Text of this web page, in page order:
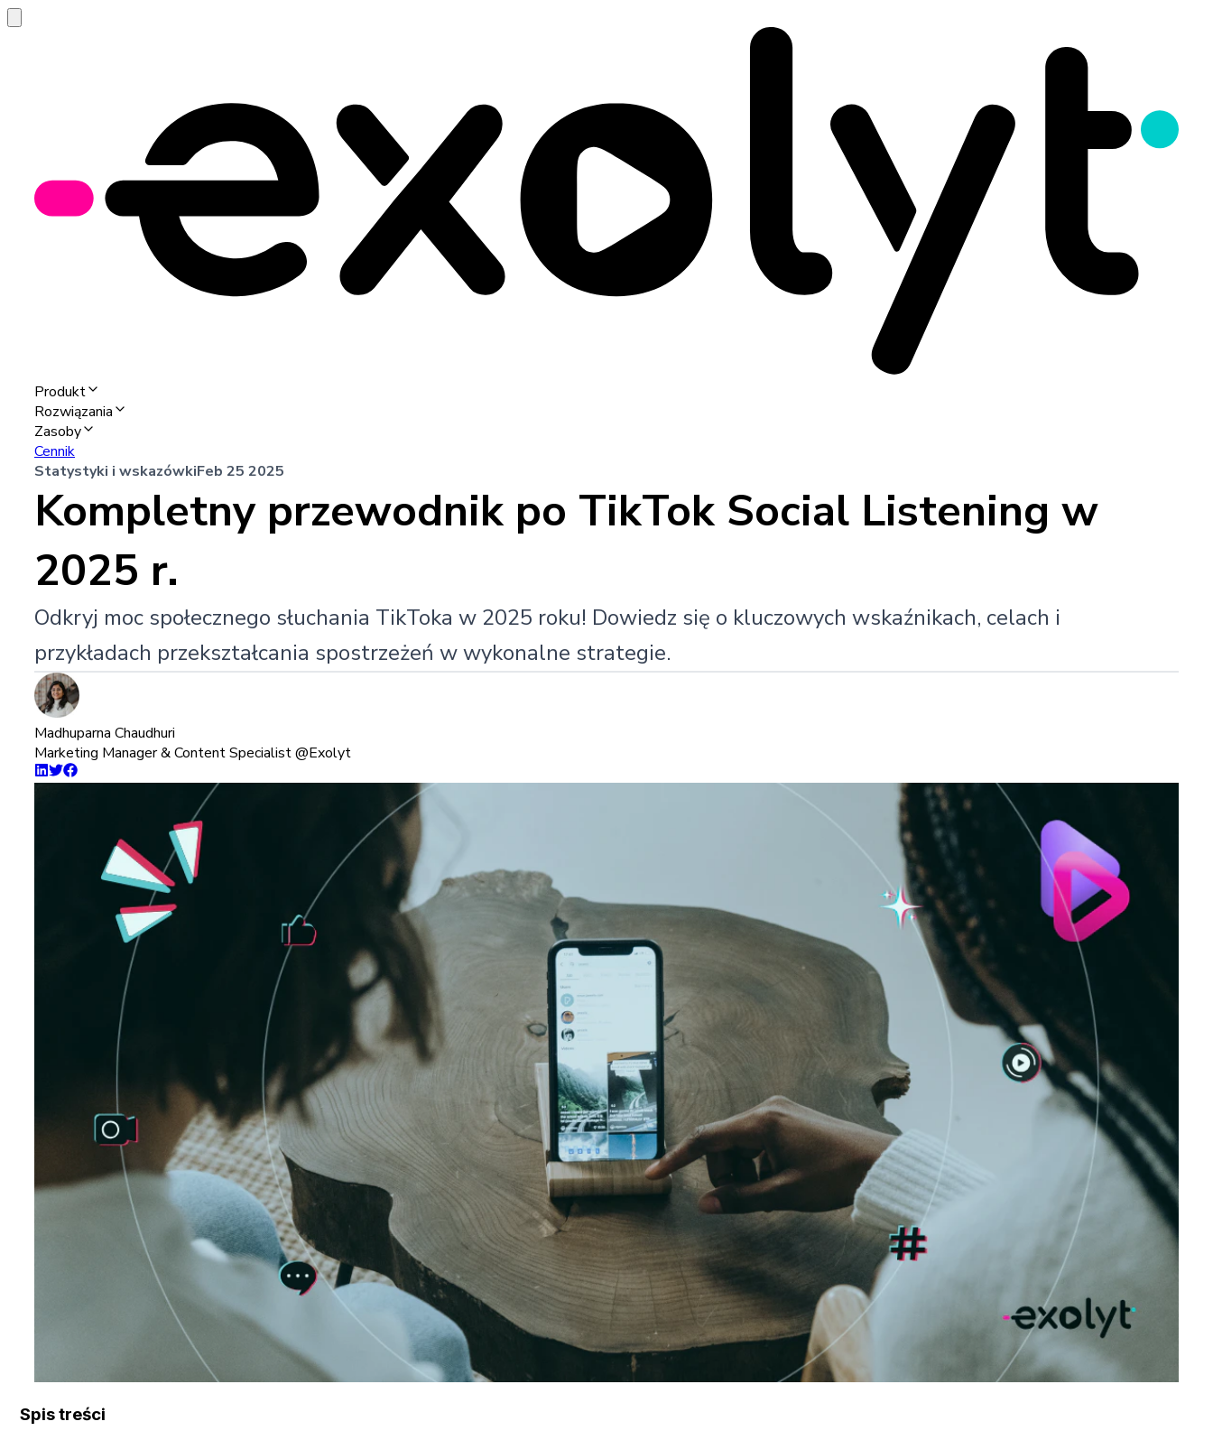
Produkt
Rozwiązania
Zasoby
Cennik
Statystyki i wskazówkiFeb 25 2025
Kompletny przewodnik po TikTok Social Listening w
2025 r.
Odkryj moc społecznego słuchania TikToka w 2025 roku! Dowiedz się o kluczowych wskaźnikach, celach i
przykładach przekształcania spostrzeżeń w wykonalne strategie.
Madhuparna Chaudhuri
Marketing Manager & Content Specialist @Exolyt
Spis treści